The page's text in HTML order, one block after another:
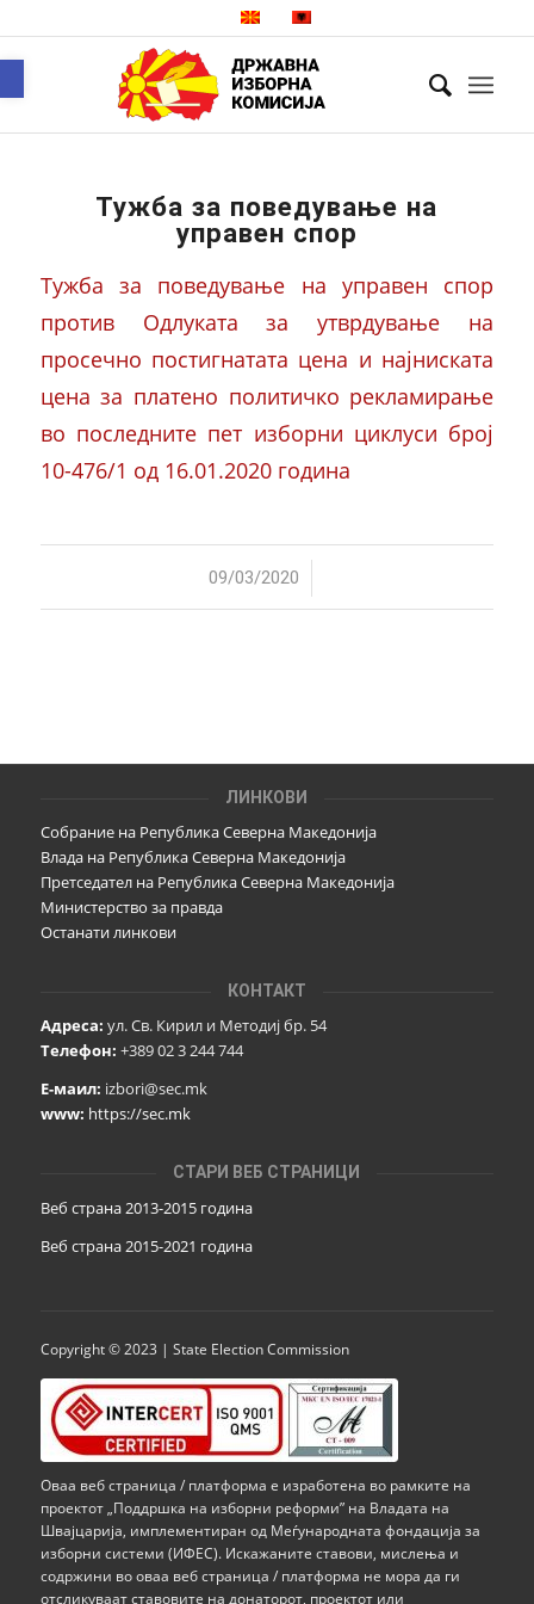
Тужба за поведување на
управен спор
Тужба за поведување на управен спор
против Одлуката за утврдување на
просечно постигнатата цена и најниската
цена за платено политичко рекламирање
во последните пет изборни циклуси број
10-476/1 од 16.01.2020 година
09/03/2020
/
ЛИНКОВИ
Собрание на Република Северна Македонија
Влада на Република Северна Македонија
Претседател на Република Северна Македонија
Министерство за правда
Останати линкови
КОНТАКТ
Адреса: ул. Св. Кирил и Методиј бр. 54
Телефон: +389 02 3 244 744
Е-маил: izbori@sec.mk
www: https://sec.mk
СТАРИ ВЕБ СТРАНИЦИ
Веб страна 2013-2015 година
Веб страна 2015-2021 година
Copyright © 2023 | State Election Commission
Оваа веб страница / платформа е изработена во рамките на
проектот „Поддршка на изборни реформи” на Владата на
Швајцарија, имплементиран од Меѓународната фондација за
изборни системи (ИФЕС). Искажаните ставови, мислења и
содржини во оваа веб страница / платформа не мора да ги
отсликуваат ставовите на донаторот, проектот или
Open toolbar